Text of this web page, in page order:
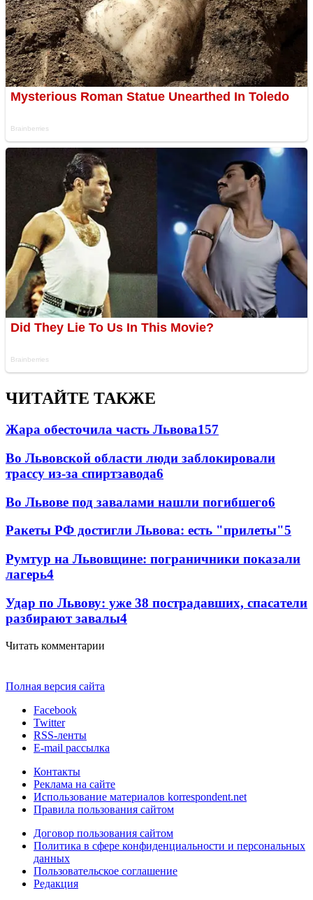
ЧИТАЙТЕ ТАКЖЕ
Жара обесточила часть Львова157
Во Львовской области люди заблокировали
трассу из-за спиртзавода6
Во Львове под завалами нашли погибшего6
Ракеты РФ достигли Львова: есть "прилеты"5
Румтур на Львовщине: пограничники показали
лагерь4
Удар по Львову: уже 38 пострадавших, спасатели
разбирают завалы4
Читать комментарии
Полная версия сайта
Facebook
Twitter
RSS-ленты
E-mail рассылка
Контакты
Реклама на сайте
Использование материалов korrespondent.net
Правила пользования сайтом
Договор пользования сайтом
Политика в сфере конфиденциальности и персональных
данных
Пользовательское соглашение
Редакция